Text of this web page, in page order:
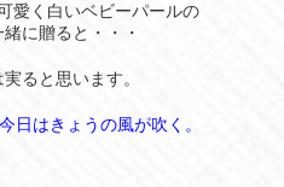
愛く白いベビーパールの
に贈ると・・・
ると思います。
今日はきょうの風が吹く。